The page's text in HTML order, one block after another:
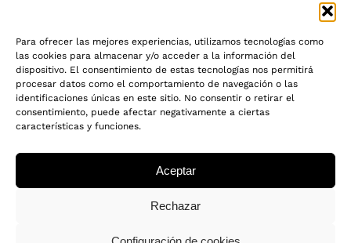
Para ofrecer las mejores experiencias, utilizamos tecnologías como
las cookies para almacenar y/o acceder a la información del
dispositivo. El consentimiento de estas tecnologías nos permitirá
procesar datos como el comportamiento de navegación o las
identificaciones únicas en este sitio. No consentir o retirar el
consentimiento, puede afectar negativamente a ciertas
características y funciones.
Aceptar
Rechazar
INFORMACIÓN
AVISO LEGAL
POLITICA DE PRIVACIDAD
CADENA DE CUSTODIA FSC®